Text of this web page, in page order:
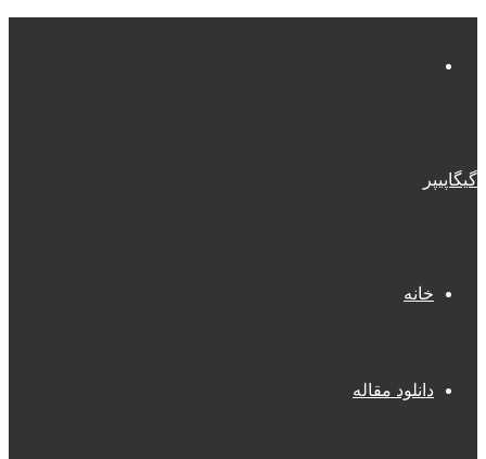
گیگاپیپر
خانه
دانلود مقاله